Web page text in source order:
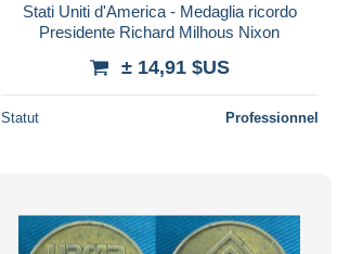
Stati Uniti d'America - Medaglia ricordo
Presidente Richard Milhous Nixon
± 14,91 $US
Statut Professionnel